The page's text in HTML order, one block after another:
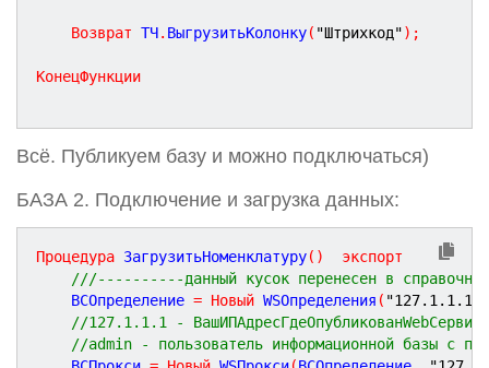
Возврат ТЧ. ВыгрузитьКолонку( "Штрихкод") ;
КонецФункции
Всё. Публикуем базу и можно подключаться)
БАЗА 2. Подключение и загрузка данных:
Процедура ЗагрузитьНоменклатуру( )
экспорт
///----------данный кусок перенесен в справочник
	ВСОпределение
= Новый WSОпределения ( "127.1.1.1/
//127.1.1.1 - ВашИПАдресГдеОпубликованWebСервис
//admin - пользователь информационной базы с